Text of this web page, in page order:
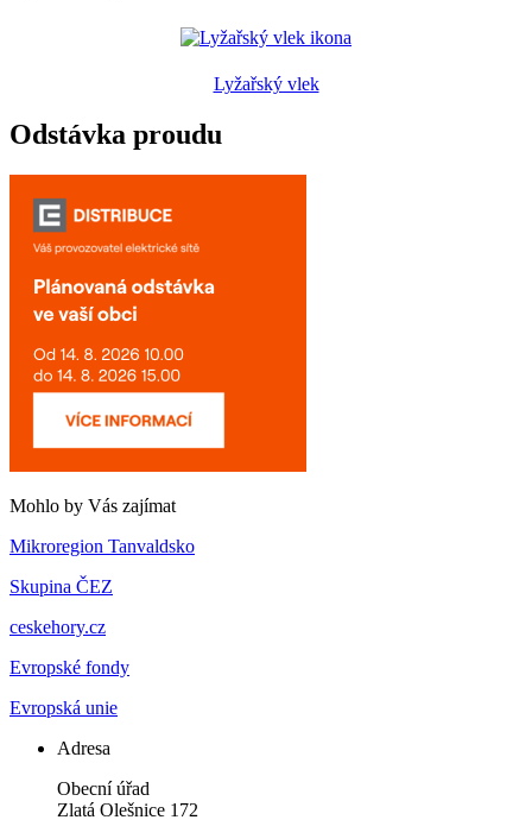
Lyžařský vlek
Odstávka proudu
Mohlo by Vás zajímat
Mikroregion Tanvaldsko
Skupina ČEZ
ceskehory.cz
Evropské fondy
Evropská unie
Adresa
Obecní úřad
Zlatá Olešnice 172